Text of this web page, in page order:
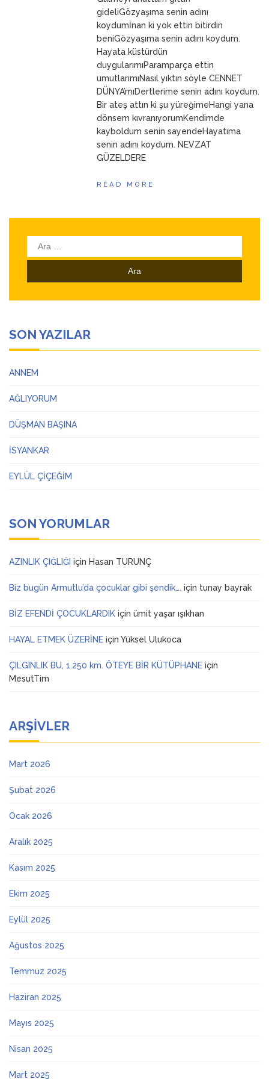
ANNEMgideliGözyaşıma senin adını
koydumİnan ki yok ettin bitirdin
beniGözyaşıma senin adını koydum.
Hayata küstürdün
duygularımıParamparça ettin
umutlarımıNasıl yıktın söyle CENNET
DÜNYA’mıDertlerime senin adını koydum.
Bir ateş attın ki şu yüreğimeHangi yana
dönsem kıvranıyorumKendimde
kayboldum senin sayendeHayatıma
senin adını koydum. NEVZAT
GÜZELDERE
READ MORE
Arama:
SON YAZILAR
ANNEM
AĞLIYORUM
DÜŞMAN BAŞINA
İSYANKAR
EYLÜL ÇİÇEĞİM
SON YORUMLAR
AZINLIK ÇIĞLIĞI için Hasan TURUNÇ
Biz bugün Armutlu’da çocuklar gibi şendik…. için tunay bayrak
BİZ EFENDİ ÇOCUKLARDIK için ümit yaşar ışıkhan
HAYAL ETMEK ÜZERİNE için Yüksel Ulukoca
ÇILGINLIK BU, 1.250 km. ÖTEYE BİR KÜTÜPHANE için
MesutTim
ARŞIVLER
Mart 2026
Şubat 2026
Ocak 2026
Aralık 2025
Kasım 2025
Ekim 2025
Eylül 2025
Ağustos 2025
Temmuz 2025
Haziran 2025
Mayıs 2025
Nisan 2025
Mart 2025